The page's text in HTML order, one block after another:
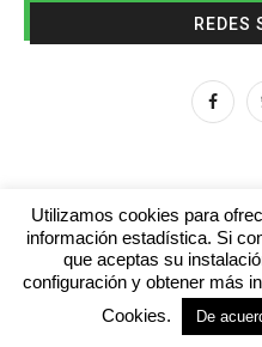
REDES
Aviso legal Contacto
© 2016 -
Utilizamos cookies para
información estadística. Si
que aceptas su
configuración y obtener más
Cookies.
De